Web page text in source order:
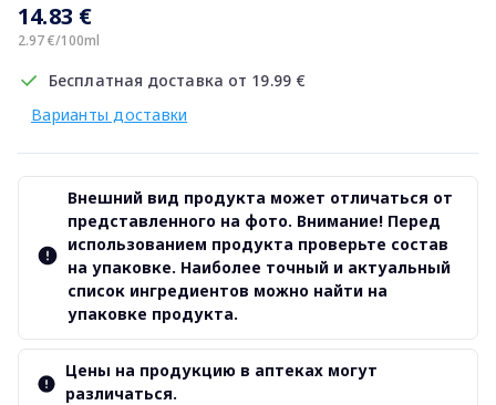
14.83 €
2.97 €/100ml
Бесплатная доставка от 19.99 €
Варианты доставки
Внешний вид продукта может отличаться от
представленного на фото. Внимание! Перед
использованием продукта проверьте состав
на упаковке. Наиболее точный и актуальный
список ингредиентов можно найти на
упаковке продукта.
Цены на продукцию в аптеках могут
различаться.